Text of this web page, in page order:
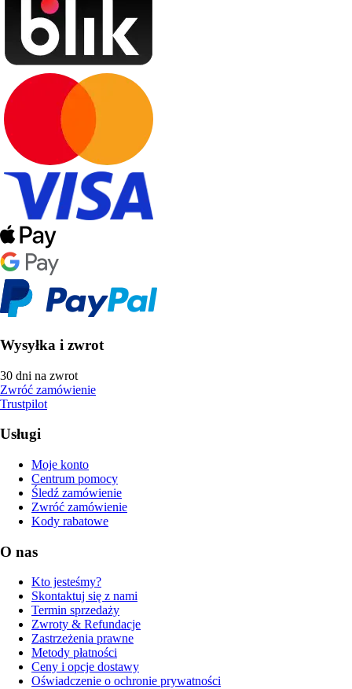
Wysyłka i zwrot
30 dni na zwrot
Zwróć zamówienie
Trustpilot
Usługi
Moje konto
Centrum pomocy
Śledź zamówienie
Zwróć zamówienie
Kody rabatowe
O nas
Kto jesteśmy?
Skontaktuj się z nami
Termin sprzedaży
Zwroty & Refundacje
Zastrzeżenia prawne
Metody płatności
Ceny i opcje dostawy
Oświadczenie o ochronie prywatności